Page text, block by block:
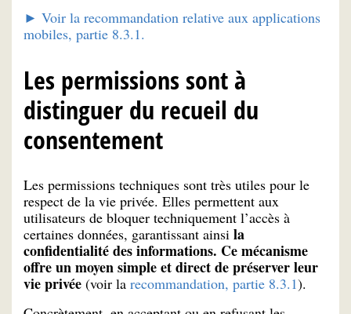
► Voir la recommandation relative aux applications
mobiles, partie 8.3.1.
Les permissions sont à
distinguer du recueil du
consentement
Les permissions techniques sont très utiles pour le
respect de la vie privée. Elles permettent aux
utilisateurs de bloquer techniquement l’accès à
certaines données, garantissant ainsi la
confidentialité des informations. Ce mécanisme
offre un moyen simple et direct de préserver leur
vie privée (voir la recommandation, partie 8.3.1).